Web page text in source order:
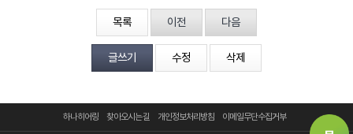
목록 이전 다음
글쓰기 수정 삭제
하나히어링 찾아오시는 길 개인정보처리방침 이메일무단수집거부